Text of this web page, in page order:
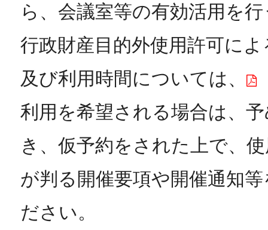
ら、会議室等の有効活用を
行政財産目的外使用許可に
及び利用時間については、
利用を希望される場合は、
き、仮予約をされた上で、
が判る開催要項や開催通知
ださい。